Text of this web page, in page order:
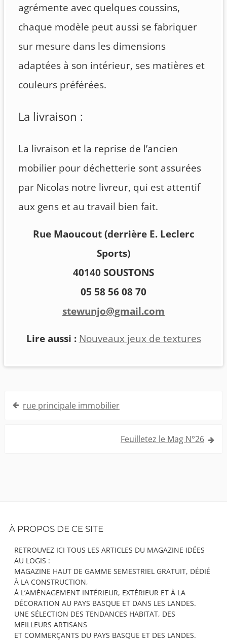
agrémente avec quelques coussins,
chaque modèle peut aussi se fabriquer
sur mesure dans les dimensions
adaptées à son intérieur, ses matières et
couleurs préférées.
La livraison :
La livraison et la reprise de l’ancien
mobilier pour déchetterie sont assurées
par Nicolas notre livreur, qui est attentif
aux gens et au travail bien fait.
Rue Maoucout (derrière E. Leclerc
Sports)
40140 SOUSTONS
05 58 56 08 70
stewunjo@gmail.com
Lire aussi : Nouveaux jeux de textures
Navigation
rue principale immobilier
Feuilletez le Mag N°26
Content
À PROPOS DE CE SITE
RETROUVEZ ICI TOUS LES ARTICLES DU MAGAZINE IDÉES
AU LOGIS :
MAGAZINE HAUT DE GAMME SEMESTRIEL GRATUIT, DÉDIÉ
À LA CONSTRUCTION,
À L’AMÉNAGEMENT INTÉRIEUR, EXTÉRIEUR ET À LA
DÉCORATION AU PAYS BASQUE ET DANS LES LANDES.
UNE SÉLECTION DES TENDANCES HABITAT, DES
MEILLEURS ARTISANS
ET COMMERÇANTS DU PAYS BASQUE ET DES LANDES.